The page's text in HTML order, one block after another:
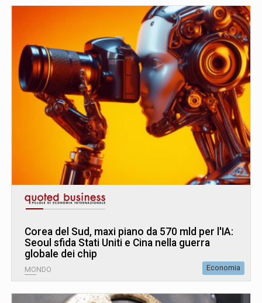
Corea del Sud, maxi piano da 570 mld per l'IA:
Seoul sfida Stati Uniti e Cina nella guerra
globale dei chip
MONDO Economia